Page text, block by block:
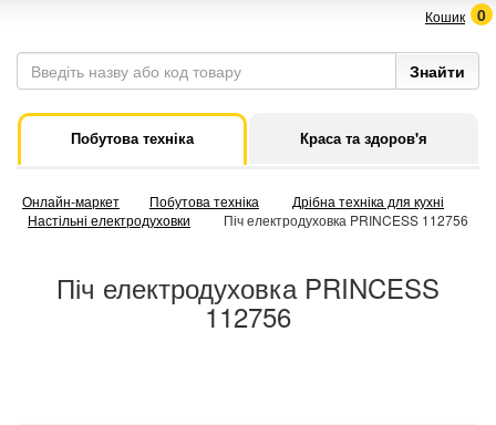
Кошик 0
Побутова техніка Краса та здоров'я
Онлайн-маркет Побутова техніка
Дрібна техніка для кухні
Настільні електродуховки
Піч електродуховка PRINCESS 112756
Піч електродуховка PRINCESS
112756